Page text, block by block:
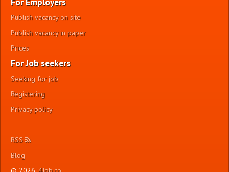
Publish vacancy on site
Publish vacancy in paper
Prices
For Job seekers
Seeking for job
Registering
Privacy policy
RSS
Blog